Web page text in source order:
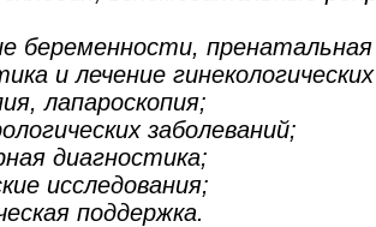
беременности, пренатальная
и лечение
лапароскопия;
заболеваний;
диагностика;
исследования;
поддержка.